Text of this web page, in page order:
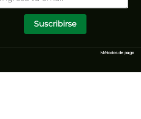
Suscribirse
Métodos de pago